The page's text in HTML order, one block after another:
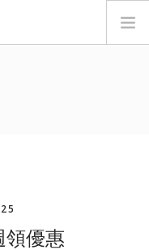
領優惠